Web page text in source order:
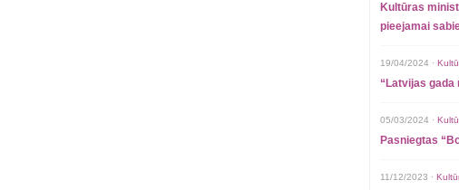
Kultūras
pieejamai
19/04/2024 ·
“Latvijas gada
05/03/2024 ·
Pasniegtas
11/12/2023 ·